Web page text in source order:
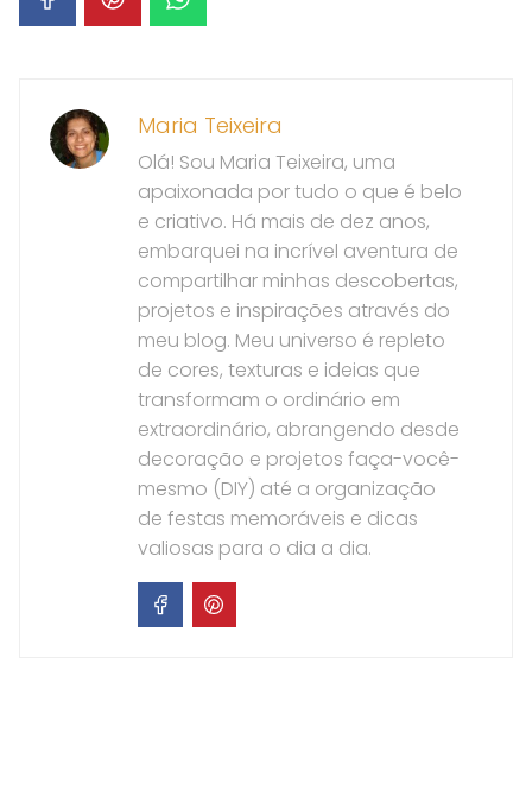
Maria Teixeira
Olá! Sou Maria Teixeira, uma
apaixonada por tudo o que é belo
e criativo. Há mais de dez anos,
embarquei na incrível aventura de
compartilhar minhas descobertas,
projetos e inspirações através do
meu blog. Meu universo é repleto
de cores, texturas e ideias que
transformam o ordinário em
extraordinário, abrangendo desde
decoração e projetos faça-você-
mesmo (DIY) até a organização
de festas memoráveis e dicas
valiosas para o dia a dia.